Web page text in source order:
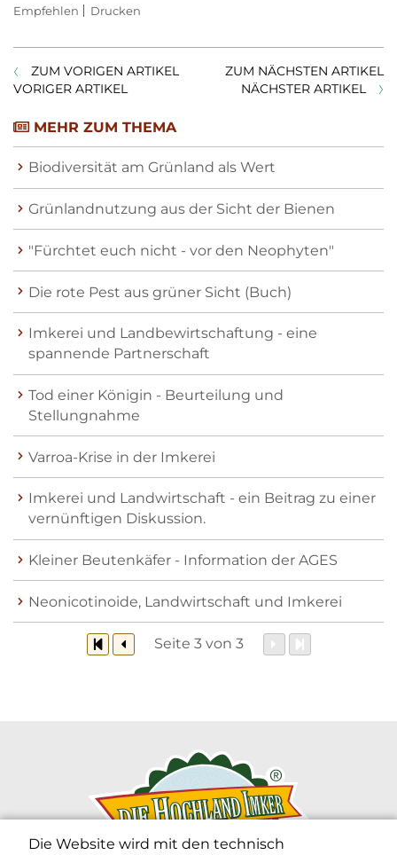
Drucken
Empfehlen
ZUM VORIGEN ARTIKEL
VORIGER ARTIKEL
ZUM NÄCHSTEN ARTIKEL
NÄCHSTER ARTIKEL
MEHR ZUM THEMA
Biodiversität am Grünland als Wert
Grünlandnutzung aus der Sicht der Bienen
"Fürchtet euch nicht - vor den Neophyten"
Die rote Pest aus grüner Sicht (Buch)
Imkerei und Landbewirtschaftung - eine
spannende Partnerschaft
Tod einer Königin - Beurteilung und
Stellungnahme
Varroa-Krise in der Imkerei
Imkerei und Landwirtschaft - ein Beitrag zu einer
vernünftigen Diskussion.
Kleiner Beutenkäfer - Information der AGES
Neonicotinoide, Landwirtschaft und Imkerei
Seite 3 von 3
Die Website wird mit den technisch